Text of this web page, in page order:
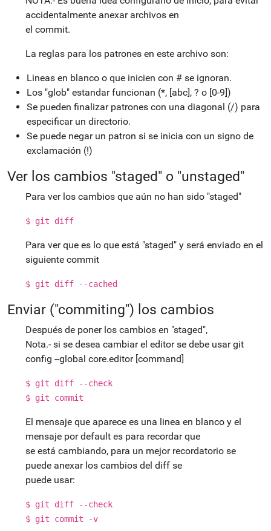
accidentalmente anexar archivos en
el commit.
La reglas para los patrones en este archivo son:
Lineas en blanco o que inicien con # se ignoran.
Los "glob" estandar funcionan (*, [abc], ? o [0-9])
Se pueden finalizar patrones con una diagonal (/) para
especificar un directorio.
Se puede negar un patron si se inicia con un signo de
exclamación (!)
Ver los cambios "staged" o "unstaged"
Para ver los cambios que aún no han sido "staged"
$ git diff
Para ver que es lo que está "staged" y será enviado en el
siguiente commit
$ git diff --cached
Enviar ("commiting") los cambios
Después de poner los cambios en "staged",
Nota.- si se desea cambiar el editor se debe usar git
config --global core.editor [command]
$ git diff --check
$ git commit
El mensaje que aparece es una linea en blanco y el
mensaje por default es para recordar que
se está cambiando, para un mejor recordatorio se
puede anexar los cambios del diff se
puede usar:
$ git diff --check
$ git commit -v